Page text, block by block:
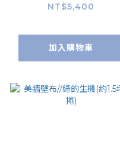
NT$5,400
加入購物車